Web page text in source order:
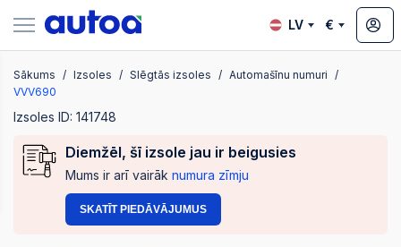
LV €
Sākums Izsoles Slēgtās izsoles
Automašīnu numuri
VVV690
Izsoles ID: 141748
Diemžēl, šī izsole jau ir beigusies
Mums ir arī vairāk numura zīmju
SKATĪT PIEDĀVĀJUMUS